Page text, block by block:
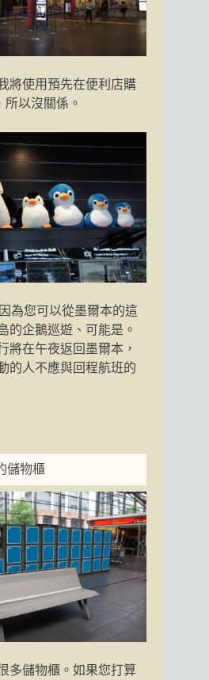
將使用預先在便利店購
以沒關係。
因為您可以從墨爾本的這
的企鵝巡遊、可能是。
將在午夜返回墨爾本，
的人不應與回程航班的
儲物櫃
多儲物櫃。如果您打算